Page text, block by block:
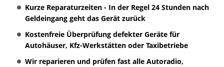
Kurze Reparaturzeiten - In der Regel 24 Stunden nach
Geldeingang geht das Gerät zurück
Kostenfreie Überprüfung defekter Geräte für
Autohäuser, Kfz-Werkstätten oder Taxibetriebe
Wir reparieren und prüfen fast alle Autoradio,